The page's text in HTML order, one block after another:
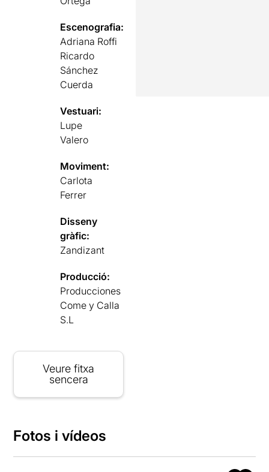
Escenografia:
Adriana Roffi
Ricardo
Sánchez
Cuerda
Vestuari:
Lupe
Valero
Moviment:
Carlota
Ferrer
Disseny
gràfic:
Zandizant
Producció:
Producciones
Come y Calla
S.L
Veure fitxa
sencera
Fotos i vídeos